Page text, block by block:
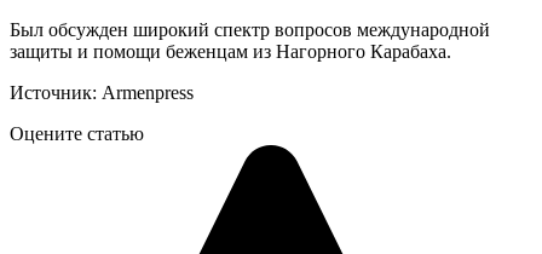
Был обсужден широкий спектр вопросов международной
защиты и помощи беженцам из Нагорного Карабаха.
Источник: Armenpress
Оцените статью